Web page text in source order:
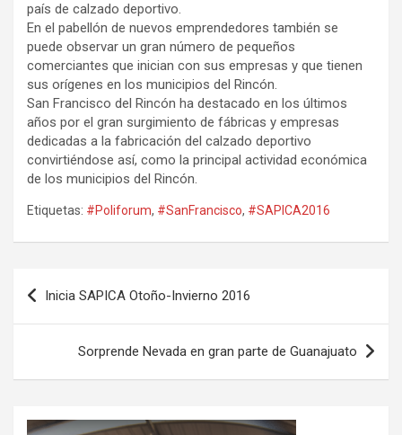
país de calzado deportivo.
En el pabellón de nuevos emprendedores también se
puede observar un gran número de pequeños
comerciantes que inician con sus empresas y que tienen
sus orígenes en los municipios del Rincón.
San Francisco del Rincón ha destacado en los últimos
años por el gran surgimiento de fábricas y empresas
dedicadas a la fabricación del calzado deportivo
convirtiéndose así, como la principal actividad económica
de los municipios del Rincón.
Etiquetas: #Poliforum, #SanFrancisco, #SAPICA2016
Navegación
de
entradas
Inicia SAPICA Otoño-Invierno 2016
Sorprende Nevada en gran parte de Guanajuato